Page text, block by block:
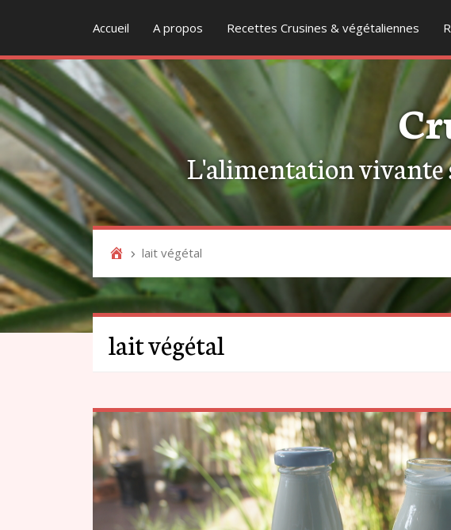
Accueil A propos Recettes Crusines & végétaliennes
L'alimentation vivante
lait végétal
lait végétal